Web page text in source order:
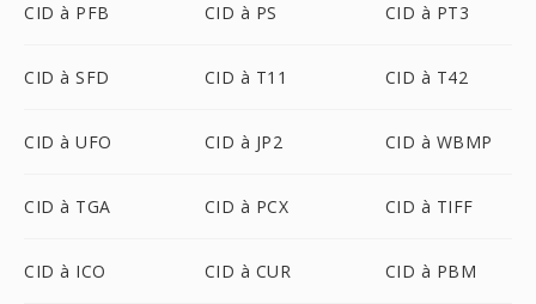
CID à PFB CID à PS CID à PT3
CID à SFD CID à T11 CID à T42
CID à UFO CID à JP2 CID à WBMP
CID à TGA CID à PCX CID à TIFF
CID à ICO CID à CUR CID à PBM